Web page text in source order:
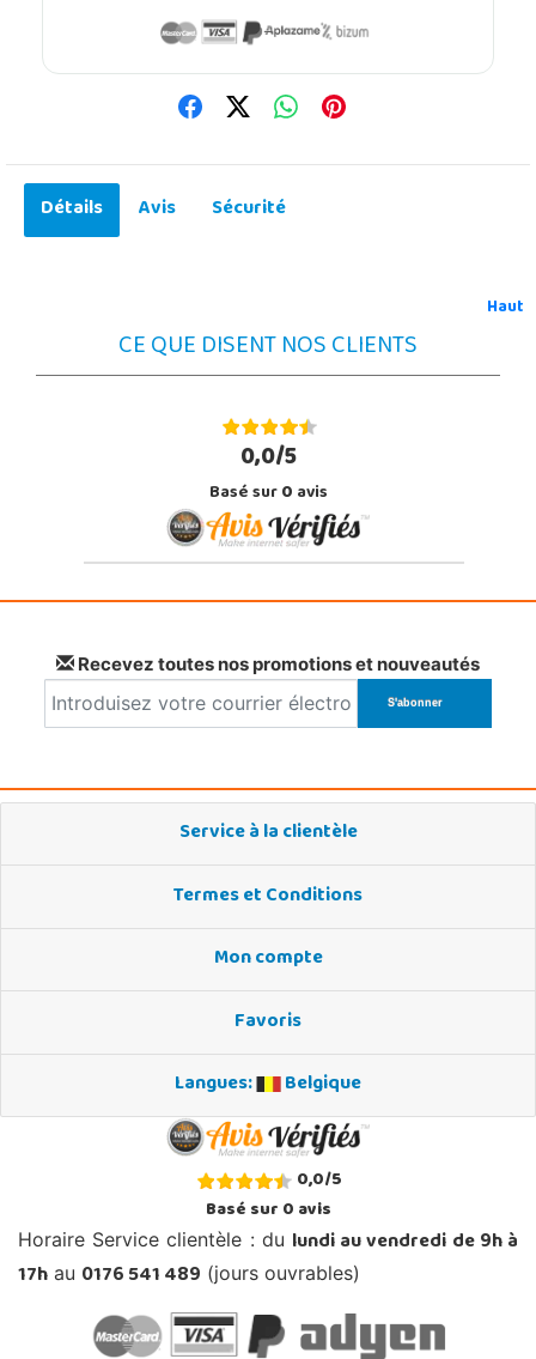
Détails Avis Sécurité
Haut
CE QUE DISENT NOS CLIENTS
0,0/5
Basé sur0avis
Recevez toutes nos promotions et nouveautés
Service à la clientèle
Termes et Conditions
Mon compte
Favoris
Langues:
Belgique
0,0/5
Basé sur0avis
Horaire Service clientèle : du lundi au vendredi de 9h à
17h au 0176 541 489 (jours ouvrables)